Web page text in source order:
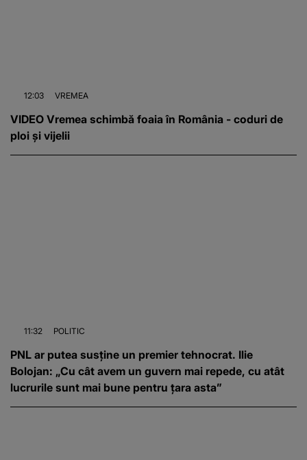
12:03 VREMEA
VIDEO Vremea schimbă foaia în România - coduri de
ploi și vijelii
11:32 POLITIC
PNL ar putea susține un premier tehnocrat. Ilie
Bolojan: „Cu cât avem un guvern mai repede, cu atât
lucrurile sunt mai bune pentru țara asta”